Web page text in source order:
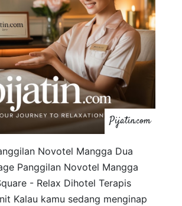
Pijatin.com
Novotel Mangga Dua
Panggilan Novotel Mangga
- Relax Dihotel Terapis
Kalau kamu sedang menginap